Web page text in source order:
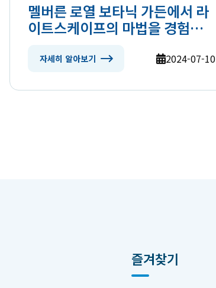
멜버른 로열 보타닉 가든에서 라
이트스케이프의 마법을 경험하
자세히 알아보기 2024-07-10
즐겨찾기